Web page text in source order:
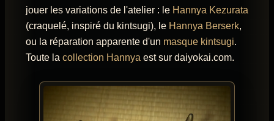
jouer les variations de l'atelier : le Hannya Kezurata
(craquelé, inspiré du kintsugi), le Hannya Berserk,
ou la réparation apparente d'un masque kintsugi.
Toute la collection Hannya est sur daiyokai.com.